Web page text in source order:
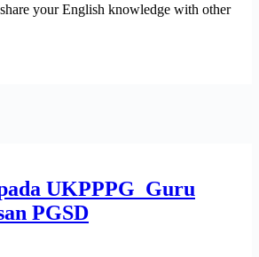
your English knowledge with other
UKPPPG Guru
PGSD